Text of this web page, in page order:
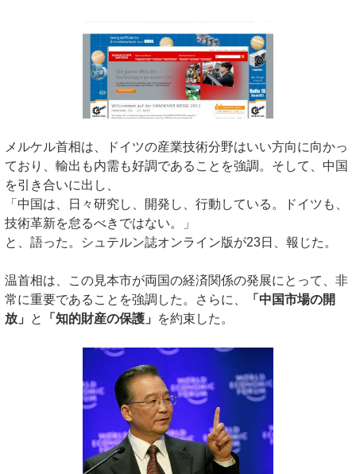
メルケル首相は、ドイツの産業技術分野はいい方向に向かっ
ており、輸出も内需も好調であることを強調。そして、中国
を引き合いに出し、
「中国は、日々研究し、開発し、行動している。ドイツも、
技術革新を怠るべきではない。」
と、語った。シュテルン誌オンライン版が23日、報じた。
温首相は、この見本市が両国の経済関係の発展にとって、非
常に重要であることを強調した。さらに、
「中国市場の開
放」
と 「知的財産の保護」 を約束した。